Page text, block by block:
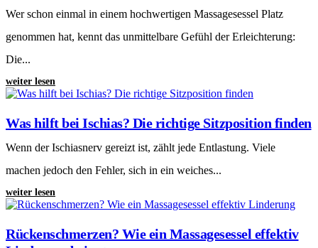
Wer schon einmal in einem hochwertigen Massagesessel Platz
genommen hat, kennt das unmittelbare Gefühl der Erleichterung:
Die...
weiter lesen
Was hilft bei Ischias? Die richtige Sitzposition finden
Wenn der Ischiasnerv gereizt ist, zählt jede Entlastung. Viele
machen jedoch den Fehler, sich in ein weiches...
weiter lesen
Rückenschmerzen? Wie ein Massagesessel effektiv